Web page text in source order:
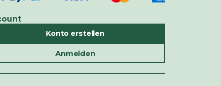
Konto erstellen
Anmelden